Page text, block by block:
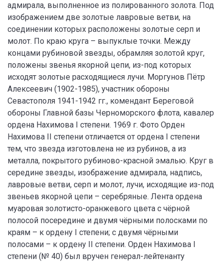
адмирала, выполненное из полированного золота. Под
изображением две золотые лавровые ветви, на
соединении которых расположены золотые серп и
молот. По краю круга – выпуклые точки. Между
концами рубиновой звезды, обрамляя золотой круг,
положены звенья якорной цепи, из-под которых
исходят золотые расходящиеся лучи. Моргунов Пётр
Алексеевич (1902-1985), участник обороны
Севастополя 1941-1942 гг., комендант Береговой
обороны Главной базы Черноморского флота, кавалер
ордена Нахимова I степени. 1969 г. Фото Орден
Нахимова II степени отличается от ордена I степени
тем, что звезда изготовлена не из рубинов, а из
металла, покрытого рубиново-красной эмалью. Круг в
середине звезды, изображение адмирала, надпись,
лавровые ветви, серп и молот, лучи, исходящие из-под
звеньев якорной цепи – серебряные. Лента ордена
муаровая золотисто-оранжевого цвета с чёрной
полосой посередине и двумя чёрными полосками по
краям – к ордену I степени; с двумя чёрными
полосами – к ордену II степени. Орден Нахимова I
степени (№ 40) был вручен генерал-лейтенанту